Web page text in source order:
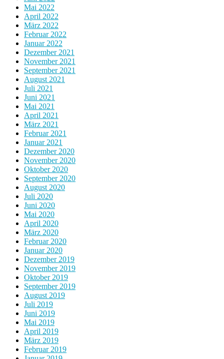
Mai 2022
April 2022
März 2022
Februar 2022
Januar 2022
Dezember 2021
November 2021
September 2021
August 2021
Juli 2021
Juni 2021
Mai 2021
April 2021
März 2021
Februar 2021
Januar 2021
Dezember 2020
November 2020
Oktober 2020
September 2020
August 2020
Juli 2020
Juni 2020
Mai 2020
April 2020
März 2020
Februar 2020
Januar 2020
Dezember 2019
November 2019
Oktober 2019
September 2019
August 2019
Juli 2019
Juni 2019
Mai 2019
April 2019
März 2019
Februar 2019